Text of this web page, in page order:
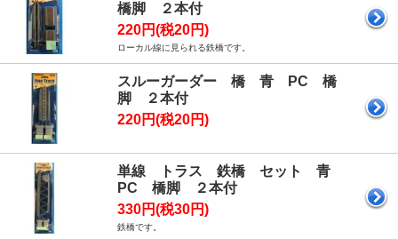
橋脚 ２本付
220円(税20円)
ローカル線に見られる鉄橋です。
スルーガーダー 橋 青 PC 橋
脚 ２本付
220円(税20円)
単線 トラス 鉄橋 セット 青
PC 橋脚 ２本付
330円(税30円)
鉄橋です。